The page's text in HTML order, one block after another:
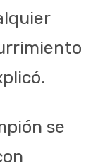
se